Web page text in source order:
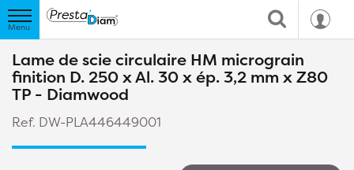
Lame de scie circulaire HM micrograin
finition D. 250 x Al. 30 x ép. 3,2 mm x Z80
TP - Diamwood
Ref. DW-PLA446449001